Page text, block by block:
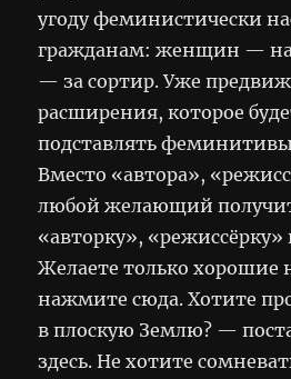
угоду феминистически
гражданам: женщин —
— за сортир. Уже
расширения, которое
подставлять
Вместо «автора»,
любой желающий
«авторку», «режиссёрку»
Желаете только хорошие
нажмите сюда. Хотите
в плоскую Землю? —
здесь. Не хотите